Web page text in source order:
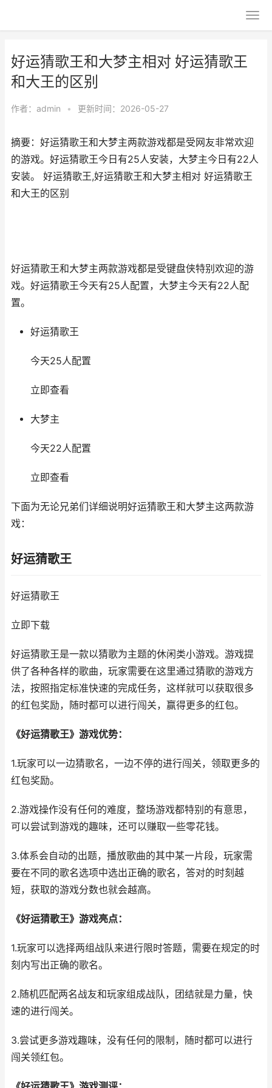
好运猜歌王和大梦主相对 好运猜歌王
和大王的区别
作者： admin • 更新时间：2026-05-27
摘要：好运猜歌王和大梦主两款游戏都是受网友非常欢迎
的游戏。好运猜歌王今日有25人安装，大梦主今日有22人
安装。 好运猜歌王,好运猜歌王和大梦主相对 好运猜歌王
和大王的区别
好运猜歌王和大梦主两款游戏都是受键盘侠特别欢迎的游
戏。好运猜歌王今天有25人配置，大梦主今天有22人配
置。
好运猜歌王
今天25人配置
立即查看
大梦主
今天22人配置
立即查看
下面为无论兄弟们详细说明好运猜歌王和大梦主这两款游
戏：
好运猜歌王
好运猜歌王
立即下载
好运猜歌王是一款以猜歌为主题的休闲类小游戏。游戏提
供了各种各样的歌曲，玩家需要在这里通过猜歌的游戏方
法，按照指定标准快速的完成任务，这样就可以获取很多
的红包奖励，随时都可以进行闯关，赢得更多的红包。
《好运猜歌王》游戏优势：
1.玩家可以一边猜歌名，一边不停的进行闯关，领取更多的
红包奖励。
2.游戏操作没有任何的难度，整场游戏都特别的有意思，
可以尝试到游戏的趣味，还可以赚取一些零花钱。
3.体系会自动的出题，播放歌曲的其中某一片段，玩家需
要在不同的歌名选项中选出正确的歌名，答对的时刻越
短，获取的游戏分数也就会越高。
《好运猜歌王》游戏亮点：
1.玩家可以选择两组战队来进行限时答题，需要在规定的时
刻内写出正确的歌名。
2.随机匹配两名战友和玩家组成战队，团结就是力量，快
速的进行闯关。
3.尝试更多游戏趣味，没有任何的限制，随时都可以进行
闯关领红包。